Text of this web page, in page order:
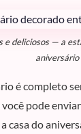
e deliciosos — a
aniversário
é completo
pode
casa do